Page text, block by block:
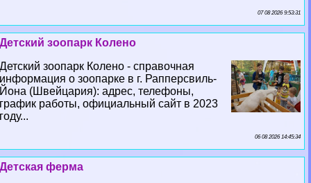
07 08 2026 9:53:31
Детский зоопарк Колено
Детский зоопарк Колено - справочная
информация о зоопарке в г. Рапперсвиль-
Йона (Швейцария): адрес, телефоны,
график работы, официальный сайт в 2023
году...
06 08 2026 14:45:34
Детская ферма